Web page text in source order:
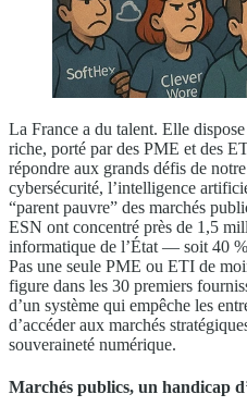
La France a du talent. Elle
riche, porté par des PME et des
répondre aux grands défis de
cybersécurité, l’intelligence
“parent pauvre” des marchés
ESN ont concentré près de 1,5
informatique de l’État — soit 40
Pas une seule PME ou ETI de
figure dans les 30 premiers
d’un système qui empêche les
d’accéder aux marchés
souveraineté numérique.
Marchés publics, un handicap